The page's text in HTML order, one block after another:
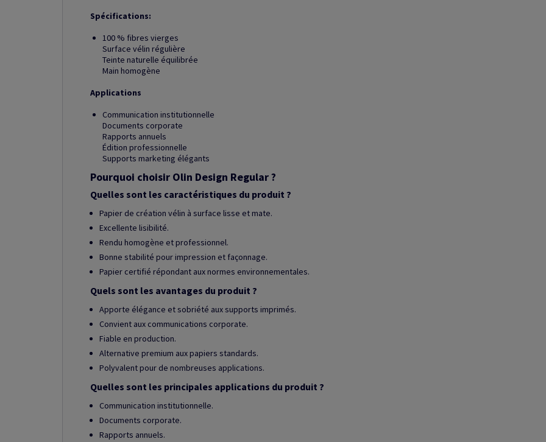
Spécifications:
100 % fibres vierges
Surface vélin régulière
Teinte naturelle équilibrée
Main homogène
Applications
Communication institutionnelle
Documents corporate
Rapports annuels
Édition professionnelle
Supports marketing élégants
Pourquoi choisir Olin Design Regular ?
Quelles sont les caractéristiques du produit ?
Papier de création vélin à surface lisse et mate.
Excellente lisibilité.
Rendu homogène et professionnel.
Bonne stabilité pour impression et façonnage.
Papier certifié répondant aux normes environnementales.
Quels sont les avantages du produit ?
Apporte élégance et sobriété aux supports imprimés.
Convient aux communications corporate.
Fiable en production.
Alternative premium aux papiers standards.
Polyvalent pour de nombreuses applications.
Quelles sont les principales applications du produit ?
Communication institutionnelle.
Documents corporate.
Rapports annuels.